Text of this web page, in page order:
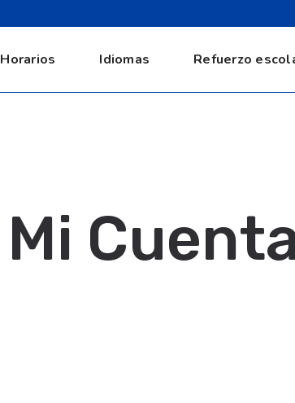
Horarios Idiomas Refuerzo
Mi